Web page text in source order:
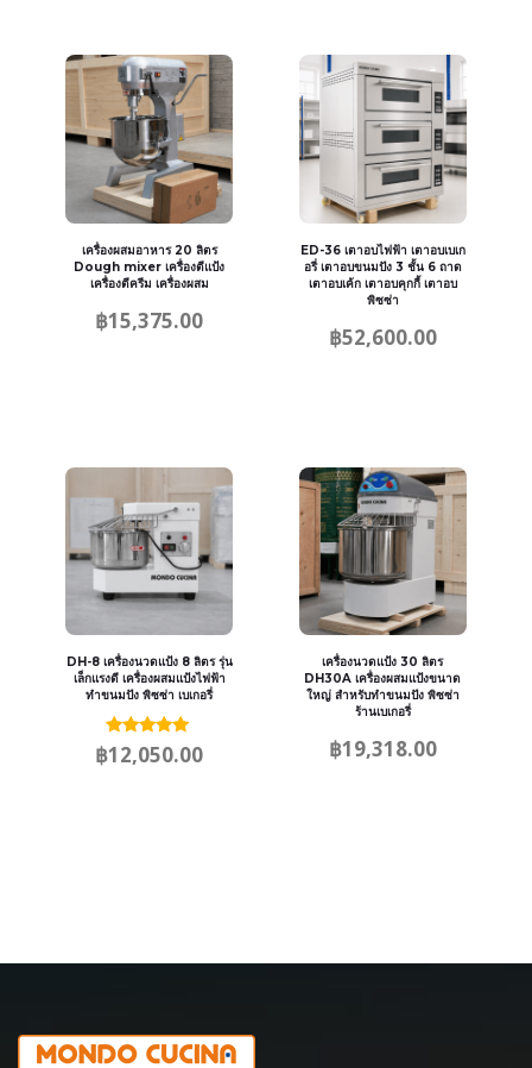
เครื่องผสมอาหาร 20 ลิตร
Dough mixer เครื่องตีแป้ง
เครื่องตีครีม เครื่องผสม
฿15,375.00
ED-36 เตาอบไฟฟ้า เตาอบเบเก
อรี่ เตาอบขนมปัง 3 ชั้น 6 ถาด
เตาอบเค้ก เตาอบคุกกี้ เตาอบ
พิซซ่า
฿52,600.00
DH-8 เครื่องนวดแป้ง 8 ลิตร รุ่น
เล็กแรงดี เครื่องผสมแป้งไฟฟ้า
ทำขนมปัง พิซซ่า เบเกอรี่
Rated
5.00
฿12,050.00
เครื่องนวดแป้ง 30 ลิตร
DH30A เครื่องผสมแป้งขนาด
ใหญ่ สำหรับทำขนมปัง พิซซ่า
ร้านเบเกอรี่
฿19,318.00